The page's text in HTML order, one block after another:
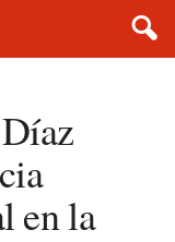
en la